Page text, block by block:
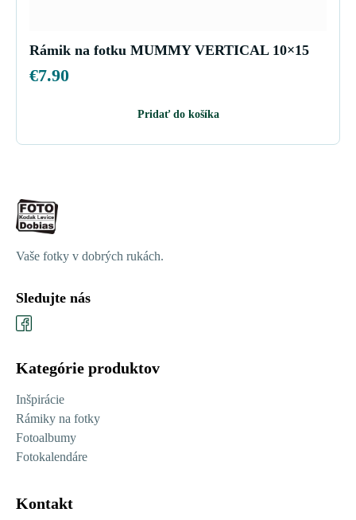
Rámik na fotku MUMMY VERTICAL 10×15
€7.90
Pridať do košíka
Vaše fotky v dobrých rukách.
Sledujte nás
Kategórie produktov
Inšpirácie
Rámiky na fotky
Fotoalbumy
Fotokalendáre
Kontakt